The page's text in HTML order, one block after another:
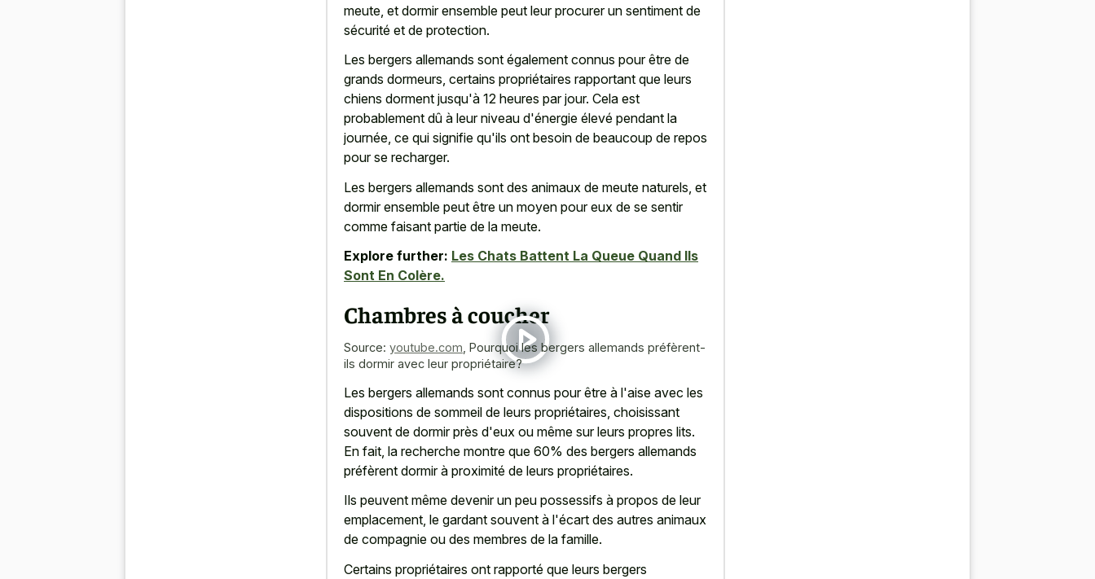
meute, et dormir ensemble peut leur procurer un sentiment de
sécurité et de protection.
Les bergers allemands sont également connus pour être de
grands dormeurs, certains propriétaires rapportant que leurs
chiens dorment jusqu'à 12 heures par jour. Cela est
probablement dû à leur niveau d'énergie élevé pendant la
journée, ce qui signifie qu'ils ont besoin de beaucoup de repos
pour se recharger.
Les bergers allemands sont des animaux de meute naturels, et
dormir ensemble peut être un moyen pour eux de se sentir
comme faisant partie de la meute.
Explore further: Les Chats Battent La Queue Quand Ils
Sont En Colère.
Chambres à coucher
Source: youtube.com Pourquoi les bergers allemands préfèrent-
ils dormir avec leur propriétaire?
Les bergers allemands sont connus pour être à l'aise avec les
dispositions de sommeil de leurs propriétaires, choisissant
souvent de dormir près d'eux ou même sur leurs propres lits.
En fait, la recherche montre que 60% des bergers allemands
préfèrent dormir à proximité de leurs propriétaires.
Ils peuvent même devenir un peu possessifs à propos de leur
emplacement, le gardant souvent à l'écart des autres animaux
de compagnie ou des membres de la famille.
Certains propriétaires ont rapporté que leurs bergers